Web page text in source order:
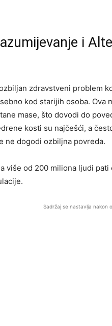
i
zdravstveni problem
kod starijih osoba.
mase, što dovodi do
kosti su najčešći, a
ne dogodi ozbiljna povreda.
više od 200 miliona ljudi
Sadržaj se nastavlja nakon